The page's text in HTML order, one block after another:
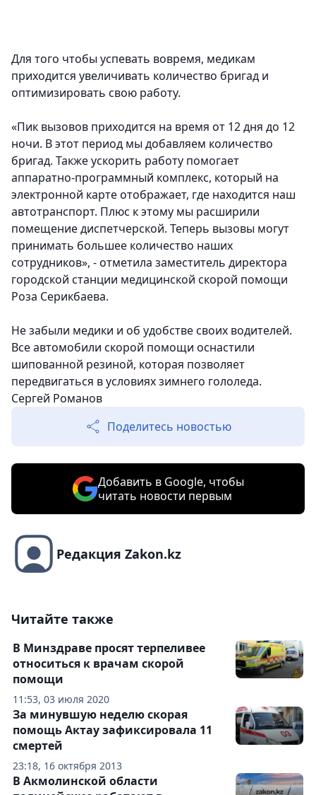
Для того чтобы успевать вовремя, медикам
приходится увеличивать количество бригад и
оптимизировать свою работу.
«Пик вызовов приходится на время от 12 дня до 12
ночи. В этот период мы добавляем количество
бригад. Также ускорить работу помогает
аппаратно-программный комплекс, который на
электронной карте отображает, где находится наш
автотранспорт. Плюс к этому мы расширили
помещение диспетчерской. Теперь вызовы могут
принимать большее количество наших
сотрудников», - отметила заместитель директора
городской станции медицинской скорой помощи
Роза Серикбаева.
Не забыли медики и об удобстве своих водителей.
Все автомобили скорой помощи оснастили
шипованной резиной, которая позволяет
передвигаться в условиях зимнего гололеда.
Сергей Романов
Поделитесь новостью
Добавить в Google, чтобы
читать новости первым
Редакция Zakon.kz
Читайте также
11:53, 03 июля 2020
В Минздраве просят терпеливее
относиться к врачам скорой
помощи
23:18, 16 октября 2013
За минувшую неделю скорая
помощь Актау зафиксировала 11
смертей
В Акмолинской области